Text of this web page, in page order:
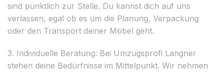
sind pünktlich zur Stelle. Du kannst dich auf uns
verlassen, egal ob es um die Planung, Verpackung
oder den Transport deiner Möbel geht.
3. Individuelle Beratung: Bei Umzugsprofi Langner
stehen deine Bedürfnisse im Mittelpunkt. Wir nehmen